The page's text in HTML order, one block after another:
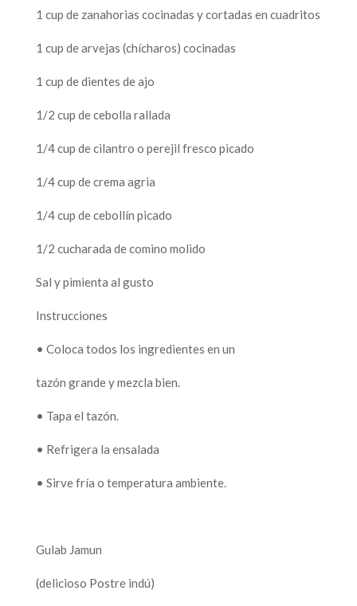
1 cup de zanahorias cocinadas y cortadas en cuadritos
1 cup de arvejas (chícharos) cocinadas
1 cup de dientes de ajo
1/2 cup de cebolla rallada
1/4 cup de cilantro o perejil fresco picado
1/4 cup de crema agria
1/4 cup de cebollín picado
1/2 cucharada de comino molido
Sal y pimienta al gusto
Instrucciones
• Coloca todos los ingredientes en un
tazón grande y mezcla bien.
• Tapa el tazón.
• Refrigera la ensalada
• Sirve fría o temperatura ambiente.
Gulab Jamun
(delicioso Postre indú)